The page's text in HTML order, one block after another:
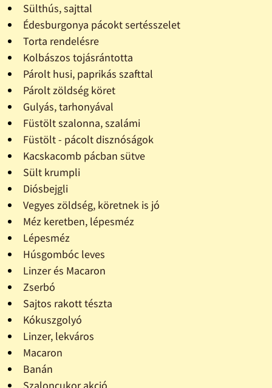
Sülthús, sajttal
Édesburgonya pácokt sertésszelet
Torta rendelésre
Kolbászos tojásrántotta
Párolt husi, paprikás szafttal
Párolt zöldség köret
Gulyás, tarhonyával
Füstölt szalonna, szalámi
Füstölt - pácolt disznóságok
Kacskacomb pácban sütve
Sült krumpli
Diósbejgli
Vegyes zöldség, köretnek is jó
Méz keretben, lépesméz
Lépesméz
Húsgombóc leves
Linzer és Macaron
Zserbó
Sajtos rakott tészta
Kókuszgolyó
Linzer, lekváros
Macaron
Banán